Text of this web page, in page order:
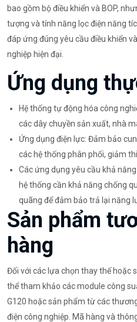
bao gồm bộ điều khiển và BOP,
tượng và tính năng lọc điện năng
đáp ứng đúng yêu cầu điều khiển
nghiệp hiện đại.
Ứng dụng
Hệ thống tự động hóa công
các dây chuyền sản xuất, nhà
Ứng dụng điện lực: Đảm bảo
các hệ thống phân phối, giảm
Các ứng dụng yêu cầu khả
hệ thống cần khả năng chống
quãng để đảm bảo trả lại năng
Sản phẩm
hàng
Đối với các lựa chọn thay thế hoặc
thể tham khảo các module công
G120 hoặc sản phẩm từ các
điện công nghiệp. Mã hàng và